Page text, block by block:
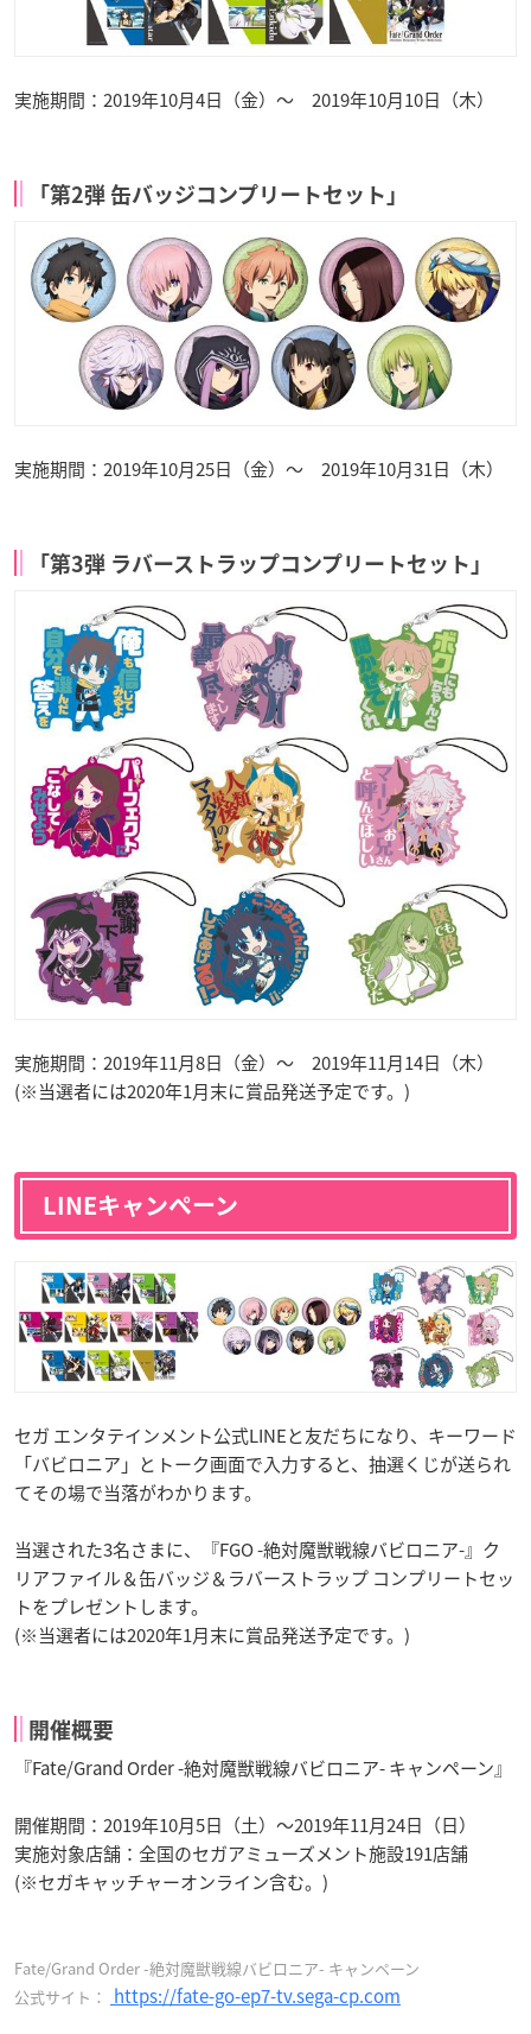
実施期間：2019年10月4日（金）～ 2019年10月10日（木）
「第2弾 缶バッジコンプリートセット」
実施期間：2019年10月25日（金）～ 2019年10月31日（木）
「第3弾 ラバーストラップコンプリートセット」
実施期間：2019年11月8日（金）～ 2019年11月14日（木）
(※当選者には2020年1月末に賞品発送予定です。)
LINEキャンペーン
セガ エンタテインメント公式LINEと友だちになり、キーワード
「バビロニア」とトーク画面で入力すると、抽選くじが送られ
てその場で当落がわかります。
当選された3名さまに、『FGO -絶対魔獣戦線バビロニア-』ク
リアファイル＆缶バッジ＆ラバーストラップ コンプリートセッ
トをプレゼントします。
(※当選者には2020年1月末に賞品発送予定です。)
開催概要
『Fate/Grand Order -絶対魔獣戦線バビロニア- キャンペーン』
開催期間： 2019年10月5日（土）～2019年11月24日（日）
実施対象店舗：全国のセガアミューズメント施設191店舗
(※セガキャッチャーオンライン含む。)
Fate/Grand Order -絶対魔獣戦線バビロニア- キャンペーン
公式サイト：
https://fate-go-ep7-tv.sega-cp.com